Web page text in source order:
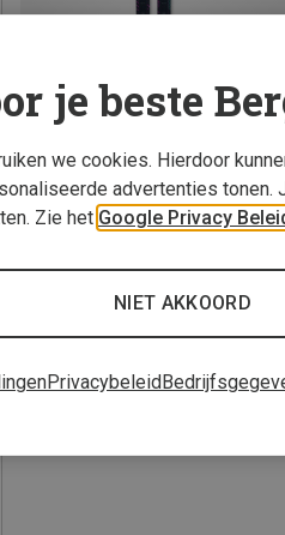
je beste
we cookies. Hierdoor
advertenties tonen.
Zie het Google Privacy
NIET AKKOORD
Privacybeleid